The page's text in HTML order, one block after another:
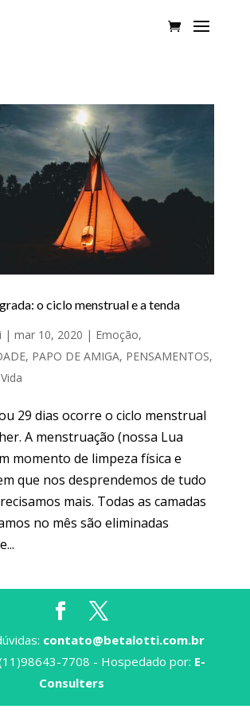
o ciclo menstrual e a tenda
| mar 10, 2020 | Emoção,
, PAPO DE AMIGA, PENSAMENTOS,
Vida
29 dias ocorre o ciclo menstrual
A menstruação (nossa Lua
momento de limpeza física e
que nos desprendemos de tudo
mais. Todas as camadas
no mês são eliminadas
contato@betalotti.com.br
7708 - Hospedado por: E-
Consulters